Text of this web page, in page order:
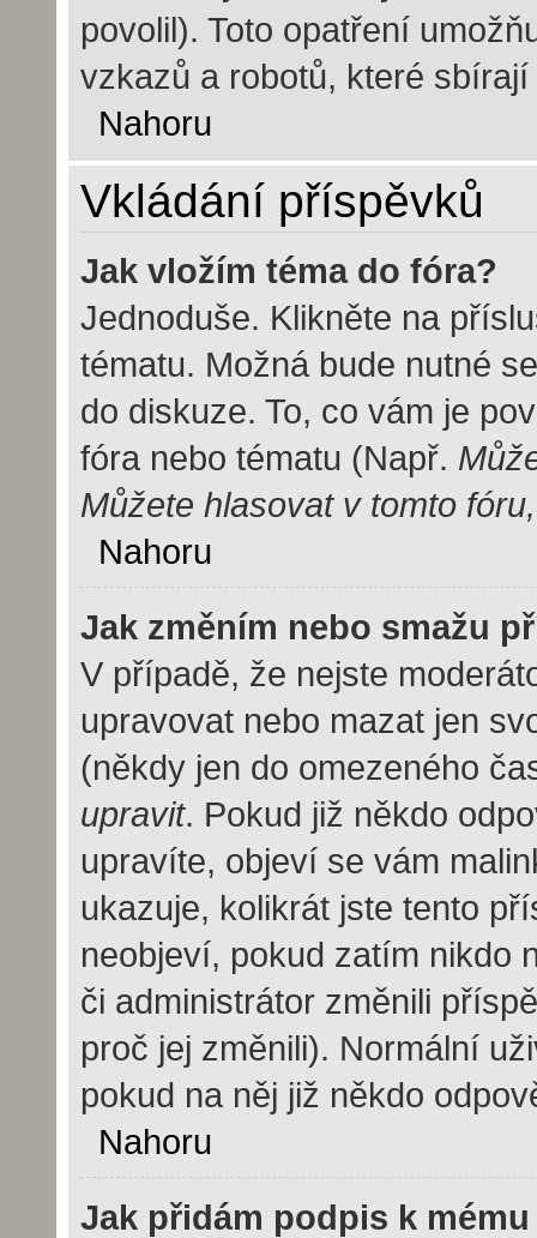
povolil). Toto opatření
vzkazů a robotů, které
Nahoru
Vkládání příspěvků
Jak vložím téma do fóra?
Jednoduše. Klikněte na
tématu. Možná bude nutné
do diskuze. To, co vám je
fóra nebo tématu (Např.
Můžete hlasovat v tomto
Nahoru
Jak změním nebo smažu
V případě, že nejste
upravovat nebo mazat jen
(někdy jen do omezeného
upravit. Pokud již někdo
upravíte, objeví se vám
ukazuje, kolikrát jste tento
neobjeví, pokud zatím nikdo
či administrátor změnili
proč jej změnili). Normální
pokud na něj již někdo
Nahoru
Jak přidám podpis k